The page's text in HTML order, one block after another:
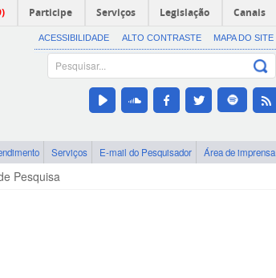
Participe Serviços Legislação Canais
ACESSIBILIDADE ALTO CONTRASTE MAPA DO SITE
Serviços E-mail do Pesquisador Área de imprensa
Pesquisa